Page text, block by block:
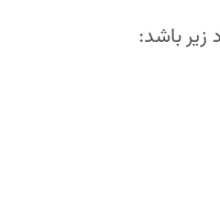
زیر باشد: